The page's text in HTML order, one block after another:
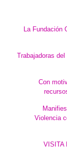
La Fundación
Trabajadoras
Con
Violencia
VISITA